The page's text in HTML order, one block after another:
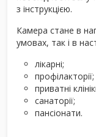
з інструкцією.
Камера стане в
умовах, так і в
лікарні;
профілакторії;
приватні
санаторії;
пансіонати.